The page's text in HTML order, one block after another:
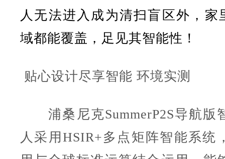
人无法进入成为清扫盲区外，家
域都能覆盖，足见其智能性！
贴心设计尽享智能 环境实测
浦桑尼克SummerP2S导航版
人采用HSIR+多点矩阵智能系统